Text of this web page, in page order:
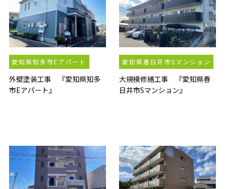
愛知県知多市Eアパート
外壁塗装工事 『愛知県知多
市Eアパート』
愛知県春日井市Sマンション
大規模修繕工事 『愛知県春
日井市Sマンション』